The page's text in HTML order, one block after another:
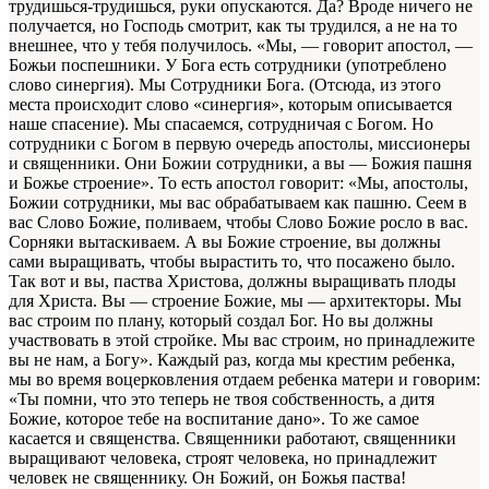
трудишься-трудишься, руки опускаются. Да? Вроде ничего не
получается, но Господь смотрит, как ты трудился, а не на то
внешнее, что у тебя получилось. «Мы, — говорит апостол, —
Божьи поспешники. У Бога есть сотрудники (употреблено
слово синергия). Мы Сотрудники Бога. (Отсюда, из этого
места происходит слово «синергия», которым описывается
наше спасение). Мы спасаемся, сотрудничая с Богом. Но
сотрудники с Богом в первую очередь апостолы, миссионеры
и священники. Они Божии сотрудники, а вы — Божия пашня
и Божье строение». То есть апостол говорит: «Мы, апостолы,
Божии сотрудники, мы вас обрабатываем как пашню. Сеем в
вас Слово Божие, поливаем, чтобы Слово Божие росло в вас.
Сорняки вытаскиваем. А вы Божие строение, вы должны
сами выращивать, чтобы вырастить то, что посажено было.
Так вот и вы, паства Христова, должны выращивать плоды
для Христа. Вы — строение Божие, мы — архитекторы. Мы
вас строим по плану, который создал Бог. Но вы должны
участвовать в этой стройке. Мы вас строим, но принадлежите
вы не нам, а Богу». Каждый раз, когда мы крестим ребенка,
мы во время воцерковления отдаем ребенка матери и говорим:
«Ты помни, что это теперь не твоя собственность, а дитя
Божие, которое тебе на воспитание дано». То же самое
касается и священства. Священники работают, священники
выращивают человека, строят человека, но принадлежит
человек не священнику. Он Божий, он Божья паства!